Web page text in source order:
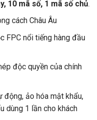
10 mã số, 1 mã số chủ.
cách Châu Âu
FPC nổi tiếng hàng đầu
độc quyền của chính
động, ảo hóa mật khẩu,
dùng 1 lần cho khách